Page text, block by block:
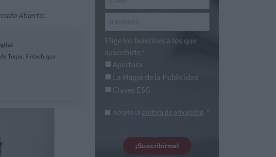
Abierto:
Toqio, Fintech que
Elige los boletines a los que
suscribirte *
Apertura
La Magia de la Publicidad
Claves ESG
Acepto la política de privacidad. *
¡Suscribirme!